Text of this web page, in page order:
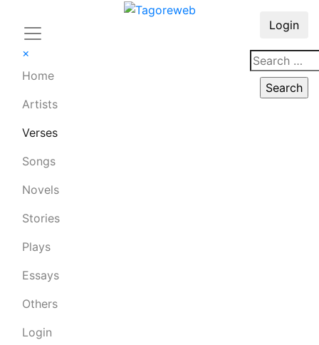
×
Home
Artists
Verses
Songs
Novels
Stories
Plays
Essays
Others
Login
Login